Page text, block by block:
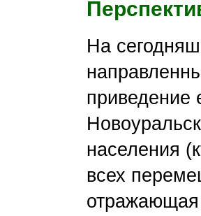
На
приведение
населения
всех
отражающая